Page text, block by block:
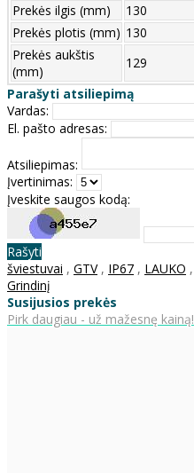
Prekės ilgis (mm)
130
Prekės plotis (mm) 130
Prekės aukštis
(mm)
129
Parašyti atsiliepimą
Vardas:
El. pašto adresas:
Atsiliepimas:
Įvertinimas:
Įveskite saugos kodą:
Rašyti
šviestuvai , GTV, IP67 , LAUKO ,
Grindinį
Susijusios prekės
Pirk daugiau - už mažesnę kainą!